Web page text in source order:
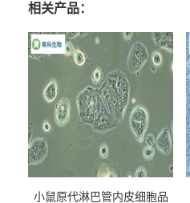
相关产品：
小鼠原代淋巴管内皮细胞品